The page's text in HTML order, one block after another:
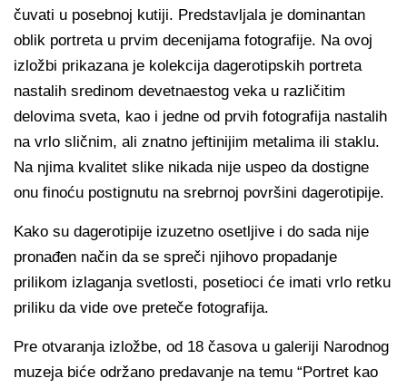
čuvati u posebnoj kutiji. Predstavljala je dominantan
oblik portreta u prvim decenijama fotografije. Na ovoj
izložbi prikazana je kolekcija dagerotipskih portreta
nastalih sredinom devetnaestog veka u različitim
delovima sveta, kao i jedne od prvih fotografija nastalih
na vrlo sličnim, ali znatno jeftinijim metalima ili staklu.
Na njima kvalitet slike nikada nije uspeo da dostigne
onu finoću postignutu na srebrnoj površini dagerotipije.
Kako su dagerotipije izuzetno osetljive i do sada nije
pronađen način da se spreči njihovo propadanje
prilikom izlaganja svetlosti, posetioci će imati vrlo retku
priliku da vide ove preteče fotografija.
Pre otvaranja izložbe, od 18 časova u galeriji Narodnog
muzeja biće održano predavanje na temu “Portret kao